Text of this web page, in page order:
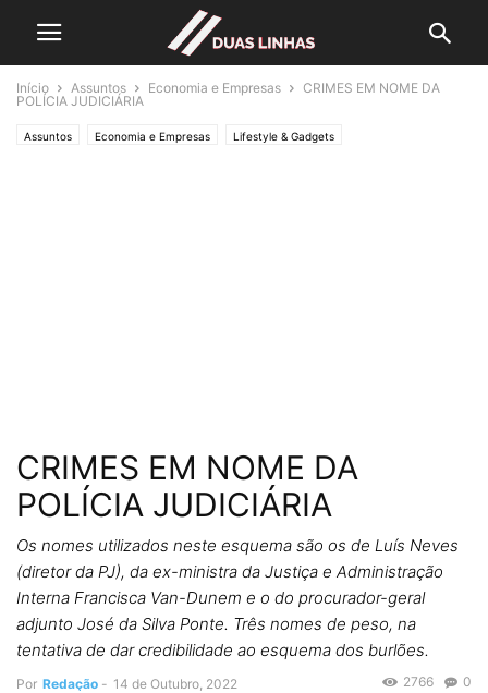
Início Assuntos Economia e Empresas
CRIMES EM NOME DA
POLÍCIA JUDICIÁRIA
Assuntos Economia e Empresas Lifestyle & Gadgets
CRIMES EM NOME DA
POLÍCIA JUDICIÁRIA
Os nomes utilizados neste esquema são os de Luís Neves
(diretor da PJ), da ex-ministra da Justiça e Administração
Interna Francisca Van-Dunem e o do procurador-geral
adjunto José da Silva Ponte. Três nomes de peso, na
tentativa de dar credibilidade ao esquema dos burlões.
Por Redação - 14 de Outubro, 2022 0
2766